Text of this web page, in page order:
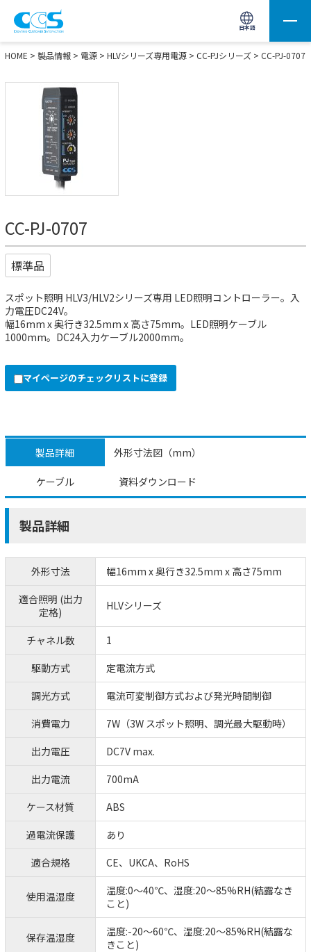
日本語
画像処理用の製品検索 サイト内検索(Enterで実行)
HOME > 製品情報 > 電源 > HLVシリーズ専用電源 > CC-PJシリーズ > CC-PJ-0707
CC-PJ-0707
標準品
スポット照明 HLV3/HLV2シリーズ専用 LED照明コントローラー。入
力電圧DC24V。
幅16mm x 奥行き32.5mm x 高さ75mm。LED照明ケーブル
1000mm。DC24入力ケーブル2000mm。
マイページのチェックリストに登録
製品詳細 外形寸法図（mm）
ケーブル 資料ダウンロード
製品詳細
外形寸法
幅16mm x 奥行き32.5mm x 高さ75mm
適合照明 (出力
定格)
HLVシリーズ
チャネル数
1
駆動方式
定電流方式
調光方式
電流可変制御方式および発光時間制御
消費電力
7W（3W スポット照明、調光最大駆動時）
出力電圧
DC7V max.
出力電流
700mA
ケース材質
ABS
過電流保護
あり
適合規格
CE、UKCA、RoHS
使用温湿度
温度:0～40℃、湿度:20～85%RH(結露なき
こと)
保存温湿度
温度:-20～60℃、湿度:20～85%RH(結露な
きこと)